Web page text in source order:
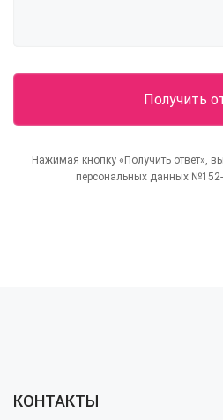
Нажимая кнопку «Получить ответ»,
персональных данных
КОНТАКТЫ